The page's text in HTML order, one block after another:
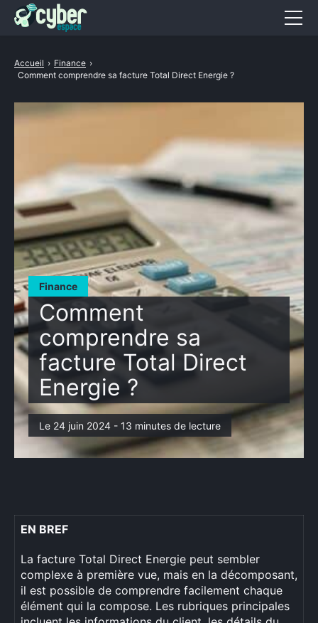
Finance
Comment
comprendre sa
facture Total Direct
Energie ?
Le 24 juin 2024 - 13 minutes de lecture
Accueil › Finance ›
Comment comprendre sa facture Total Direct Energie ?
EN BREF
La facture Total Direct Energie peut sembler
complexe à première vue, mais en la décomposant,
il est possible de comprendre facilement chaque
élément qui la compose. Les rubriques principales
Astuces
Auto
Cuisine
Entreprise
Finance
Hightech
Immobilier
Mode
Sport
Voyages